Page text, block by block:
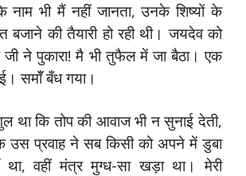
नाम भी मैं नहीं जानता, उनके शिष्यों के
की तैयारी हो रही थी। जयदेव को
ने पुकारा! मै भी तुफैल में जा बैठा। एक
समॉँ बँध गया।
था कि तोप की आवाज भी न सुनाई देती,
उस प्रवाह ने सब किसी को अपने में डुबा
था, वहीं मंत्र मुग्ध-सा खड़ा था। मेरी